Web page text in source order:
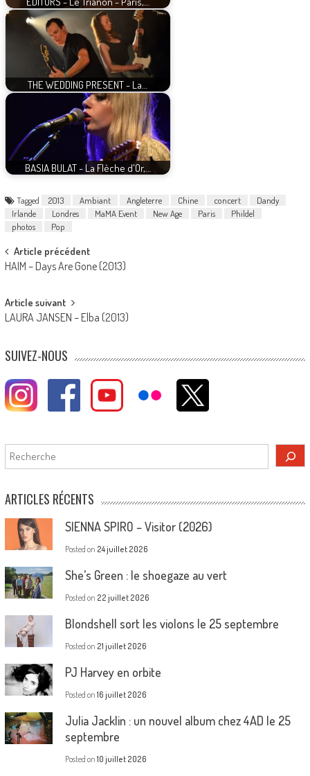
THE WEDDING PRESENT - La…
BASIA BULAT - La Flèche d'Or,…
Tagged 2013 Ambiant Angleterre Chine concert
Dandy
Irlande
Londres MaMA Event New Age Paris
Phildel
photos
Pop
Post
navigation
Article précédent
HAIM – Days Are Gone (2013)
Article suivant
LAURA JANSEN – Elba (2013)
SUIVEZ-NOUS
Rechercher
ARTICLES RÉCENTS
SIENNA SPIRO – Visitor (2026)
Posted on 24 juillet 2026
She’s Green : le shoegaze au vert
Posted on 22 juillet 2026
Blondshell sort les violons le 25 septembre
Posted on 21 juillet 2026
PJ Harvey en orbite
Posted on 16 juillet 2026
Julia Jacklin : un nouvel album chez 4AD le 25
septembre
Posted on 10 juillet 2026